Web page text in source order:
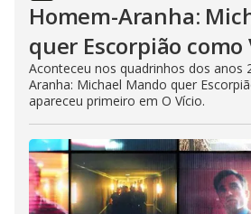
Homem-Aranha:
quer Escorpião como
Aconteceu nos quadrinhos dos anos
Aranha: Michael Mando quer
apareceu primeiro em O Vício.